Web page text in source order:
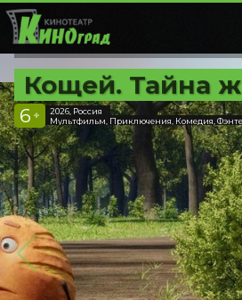
Кощей. Тайна
6 +
2026, Россия
Мультфильм, Приключения, Комедия,